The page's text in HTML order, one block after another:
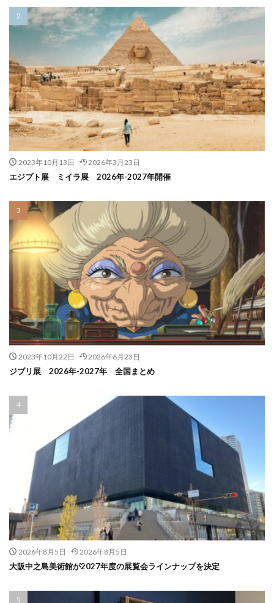
2023年10月13日 2026年3月23日
エジプト展 ミイラ展 2026年-2027年開催
2023年10月22日 2026年6月23日
ジブリ展 2026年-2027年 全国まとめ
2026年8月5日 2026年8月5日
大阪中之島美術館が2027年度の展覧会ラインナップを決定